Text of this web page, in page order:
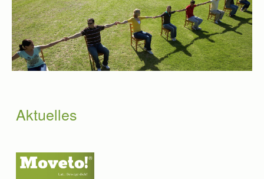
Aktuelles